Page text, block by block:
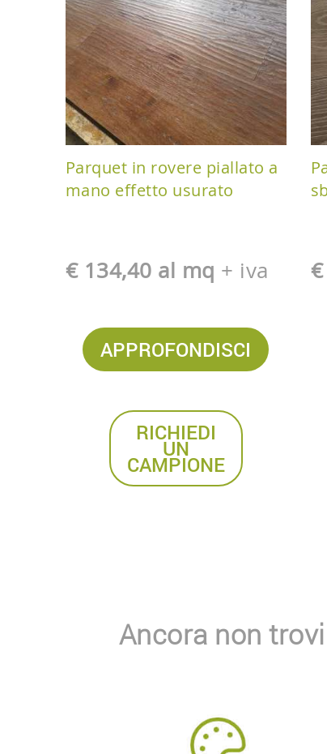
Parquet in rovere piallato a
mano effetto usurato
€ 134,40 al mq + iva
APPROFONDISCI
RICHIEDI
UN
CAMPIONE
Ancora non